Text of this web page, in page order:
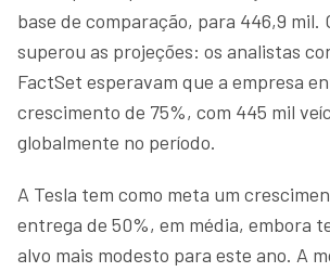
base de comparação, para 446,9 mil.
superou as projeções: os analistas
FactSet esperavam que a empresa
crescimento de 75%, com 445 mil
globalmente no período.
A Tesla tem como meta um
entrega de 50%, em média, embora
alvo mais modesto para este ano. A